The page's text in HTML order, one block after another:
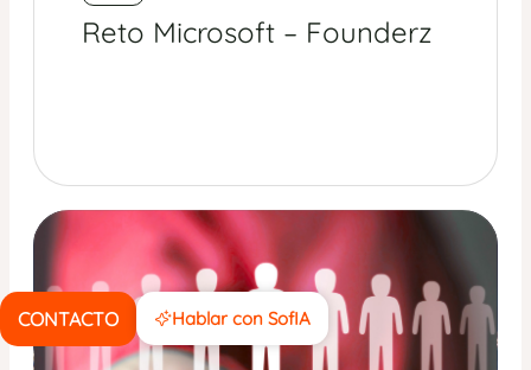
CONTACTO Hablar con SofIA
Reto Microsoft – Founderz